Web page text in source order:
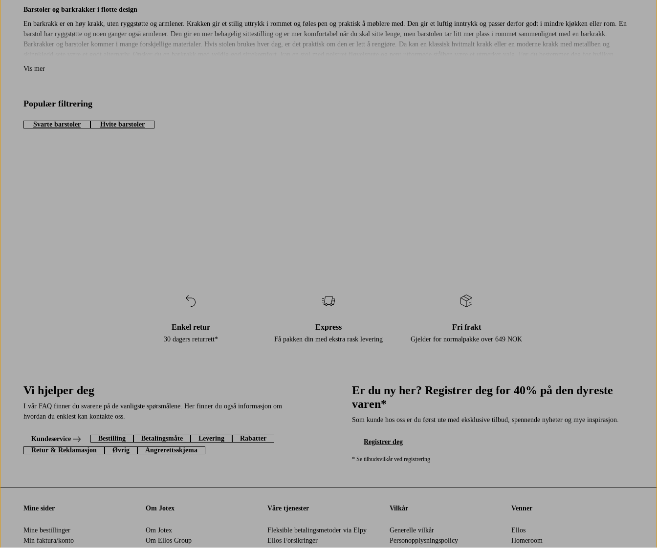
Barstoler og barkrakker i flotte design
En barkrakk er en høy krakk, uten ryggstøtte og armlener. Krakken gir et stilig uttrykk i rommet og føles pen og praktisk å møblere med. Den gir et luftig inntrykk og passer derfor godt i mindre kjøkken eller rom. En
barstol har ryggstøtte og noen ganger også armlener. Den gir en mer behagelig sittestilling og er mer komfortabel når du skal sitte lenge, men barstolen tar litt mer plass i rommet sammenlignet med en barkrakk.
Barkrakker og barstoler kommer i mange forskjellige materialer. Hvis stolen brukes hver dag, er det praktisk om den er lett å rengjøre. Da kan en klassisk hvitmalt krakk eller en moderne krakk med metallben og
barstol eller barkrakk du skal bestille, er det lurt å tenke over hvordan den skal brukes, hvilke materialer som passer best og sjekke at den passer med interiørstilen i rommet. Du må også kontrollere høyden på bordet.
Vis mer
Populær filtrering
Svarte barstoler Hvite barstoler
Enkel retur
30 dagers returrett*
Express
Få pakken din med ekstra rask levering
Fri frakt
Gjelder for normalpakke over 649 NOK
Er du ny her? Registrer deg for 40% på den dyreste
varen*
Som kunde hos oss er du først ute med eksklusive tilbud, spennende nyheter og mye inspirasjon.
Registrer deg
* Se tilbudsvilkår ved registrering
Vi hjelper deg
I vår FAQ finner du svarene på de vanligste spørsmålene. Her finner du også informasjon om
hvordan du enklest kan kontakte oss.
Kundeservice Bestilling Betalingsmåte Levering
Rabatter
Retur & Reklamasjon
Øvrig Angrerettsskjema
Mine sider
Mine bestillinger
Min faktura/konto
Om Jotex
Om Jotex
Om Ellos Group
Våre tjenester
Fleksible betalingsmetoder via Elpy
Ellos Forsikringer
Vilkår
Generelle vilkår
Personopplysningspolicy
Venner
Ellos
Homeroom